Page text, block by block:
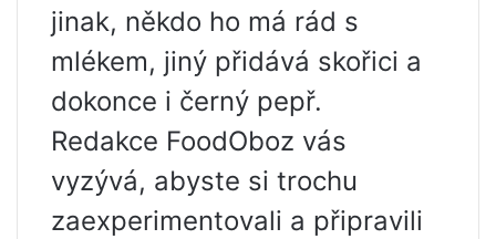
jinak, někdo ho má rád s
mlékem, jiný přidává skořici a
dokonce i černý pepř.
Redakce FoodOboz vás
vyzývá, abyste si trochu
zaexperimentovali a připravili